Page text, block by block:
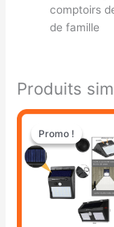
comptoirs
de famille
Produits
Promo !
Promo !
Le
prix
initial
était :
9.500